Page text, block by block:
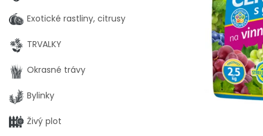
Exotické rastliny, citrusy
TRVALKY
Okrasné trávy
Bylinky
Živý plot